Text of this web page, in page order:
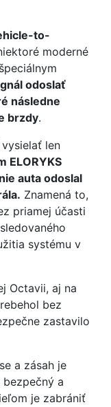
to-
moderné
odoslať
následne
brzdy.
len
ELORYKS
auta odoslal
Znamená to,
priamej účasti
systému v
Octavii, aj na
bez
zastavilo
a zásah je
a
je zabrániť